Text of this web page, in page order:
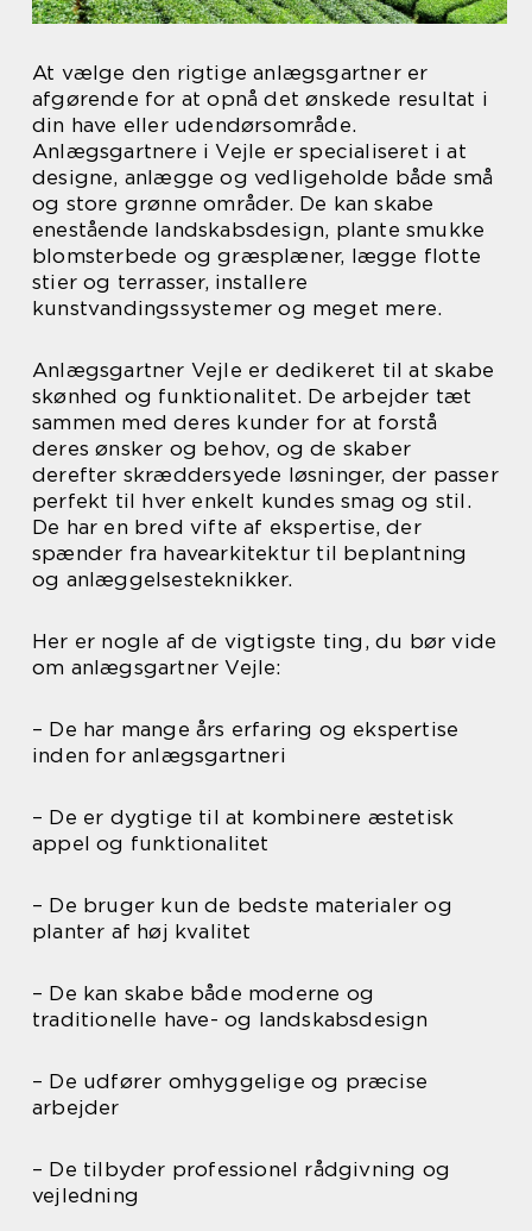
At vælge den rigtige anlægsgartner er
afgørende for at opnå det ønskede resultat i
din have eller udendørsområde.
Anlægsgartnere i Vejle er specialiseret i at
designe, anlægge og vedligeholde både små
og store grønne områder. De kan skabe
enestående landskabsdesign, plante smukke
blomsterbede og græsplæner, lægge flotte
stier og terrasser, installere
kunstvandingssystemer og meget mere.
Anlægsgartner Vejle er dedikeret til at skabe
skønhed og funktionalitet. De arbejder tæt
sammen med deres kunder for at forstå
deres ønsker og behov, og de skaber
derefter skræddersyede løsninger, der passer
perfekt til hver enkelt kundes smag og stil.
De har en bred vifte af ekspertise, der
spænder fra havearkitektur til beplantning
og anlæggelsesteknikker.
Her er nogle af de vigtigste ting, du bør vide
om anlægsgartner Vejle:
– De har mange års erfaring og ekspertise
inden for anlægsgartneri
– De er dygtige til at kombinere æstetisk
appel og funktionalitet
– De bruger kun de bedste materialer og
planter af høj kvalitet
– De kan skabe både moderne og
traditionelle have- og landskabsdesign
– De udfører omhyggelige og præcise
arbejder
– De tilbyder professionel rådgivning og
vejledning